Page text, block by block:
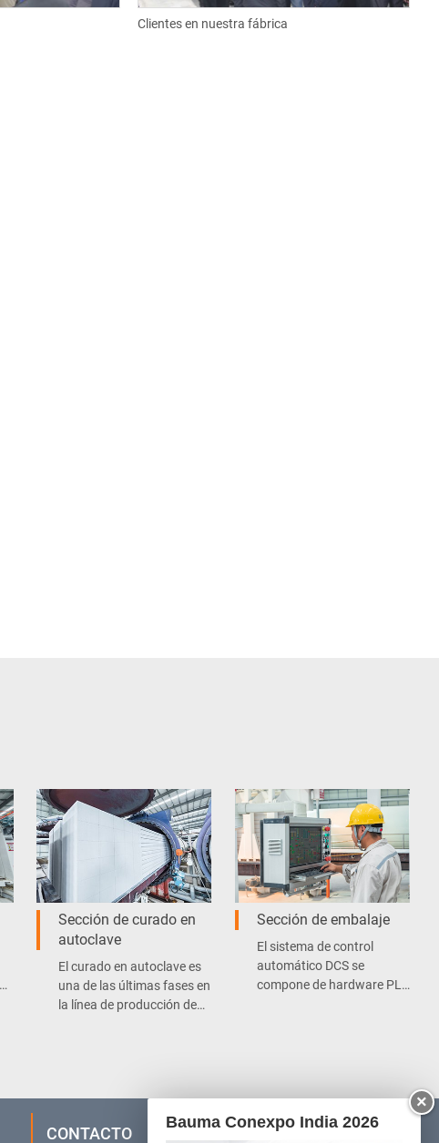
Clientes en nuestra fábrica
Sección de curado en
autoclave
El curado en autoclave es
una de las últimas fases en
la línea de producción de
Sección de embalaje
El sistema de control
automático DCS se
compone de hardware PLC
mantenimiento
conveniente.
CONTACTO
×
Bauma Conexpo India 2026